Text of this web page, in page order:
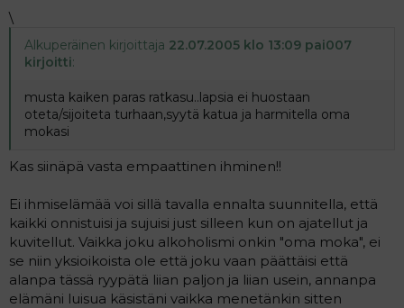
\
Alkuperäinen kirjoittaja 22.07.2005 klo 13:09 pai007
kirjoitti:
musta kaiken paras ratkasu..lapsia ei huostaan
oteta/sijoiteta turhaan,syytä katua ja harmitella oma
mokasi
Kas siinäpä vasta empaattinen ihminen!!
Ei ihmiselämää voi sillä tavalla ennalta suunnitella, että
kaikki onnistuisi ja sujuisi just silleen kun on ajatellut ja
kuvitellut. Vaikka joku alkoholismi onkin "oma moka", ei
se niin yksioikoista ole että joku vaan päättäisi että
alanpa tässä ryypätä liian paljon ja liian usein, annanpa
elämäni luisua käsistäni vaikka menetänkin sitten